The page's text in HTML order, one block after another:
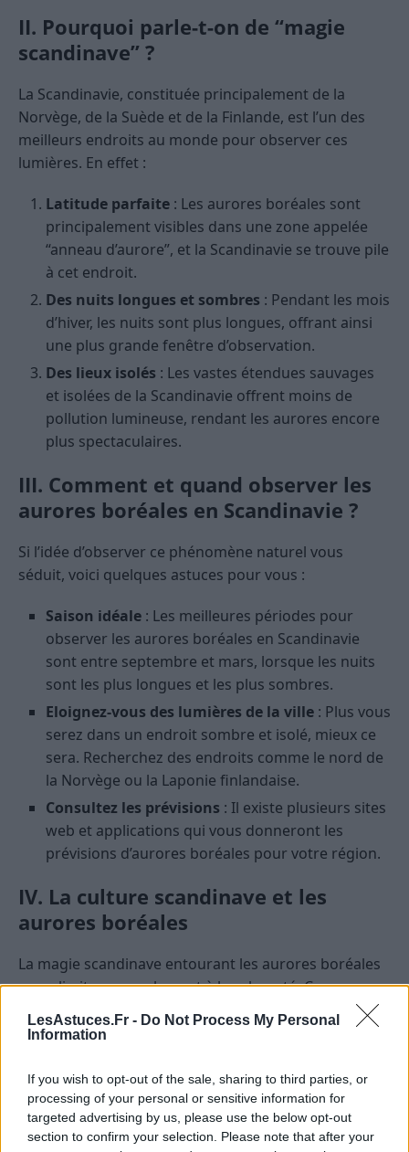
LesAstuces.Fr - Do Not Process My Personal
Information
If you wish to opt-out of the sale, sharing to third parties, or
processing of your personal or sensitive information for
targeted advertising by us, please use the below opt-out
section to confirm your selection. Please note that after your
II. Pourquoi parle-t-on de “magie
scandinave” ?
La Scandinavie, constituée principalement de la
Norvège, de la Suède et de la Finlande, est l’un des
meilleurs endroits au monde pour observer ces
lumières. En effet :
Latitude parfaite : Les aurores boréales sont
principalement visibles dans une zone appelée
“anneau d’aurore”, et la Scandinavie se trouve pile
à cet endroit.
Des nuits longues et sombres : Pendant les mois
d’hiver, les nuits sont plus longues, offrant ainsi
une plus grande fenêtre d’observation.
Des lieux isolés : Les vastes étendues sauvages
et isolées de la Scandinavie offrent moins de
pollution lumineuse, rendant les aurores encore
plus spectaculaires.
III. Comment et quand observer les
aurores boréales en Scandinavie ?
Si l’idée d’observer ce phénomène naturel vous
séduit, voici quelques astuces pour vous :
Saison idéale : Les meilleures périodes pour
observer les aurores boréales en Scandinavie
sont entre septembre et mars, lorsque les nuits
sont les plus longues et les plus sombres.
Eloignez-vous des lumières de la ville : Plus vous
serez dans un endroit sombre et isolé, mieux ce
sera. Recherchez des endroits comme le nord de
la Norvège ou la Laponie finlandaise.
Consultez les prévisions : Il existe plusieurs sites
web et applications qui vous donneront les
prévisions d’aurores boréales pour votre région.
IV. La culture scandinave et les
aurores boréales
La magie scandinave entourant les aurores boréales
ne se limite pas seulement à leur beauté. Ces
lumières ont aussi une place profonde dans la culture
et la mythologie nordique. Les Vikings, par exemple,
armures des Valkyries, des guerrières divines.
V. Quelques conseils pour une